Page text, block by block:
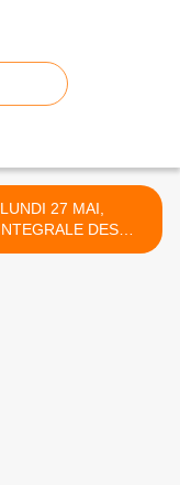
LUNDI 27 MAI,
DES
DU DOCTEUR K